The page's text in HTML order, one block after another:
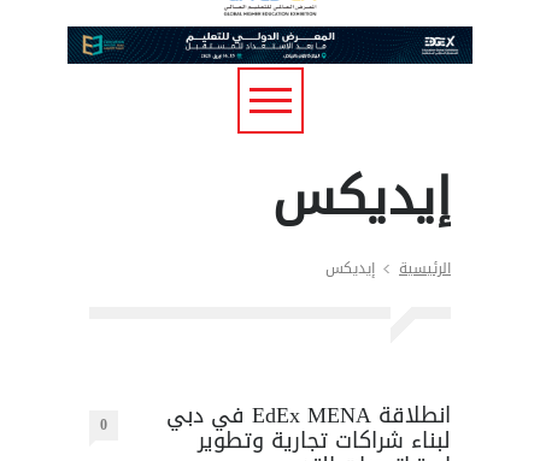
إيديكس
الرئيسية إيديكس
انطلاقة EdEx MENA في دبي
لبناء شراكات تجارية وتطوير 0